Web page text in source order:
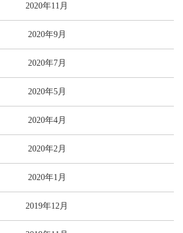
2020年11月
2020年9月
2020年7月
2020年5月
2020年4月
2020年2月
2020年1月
2019年12月